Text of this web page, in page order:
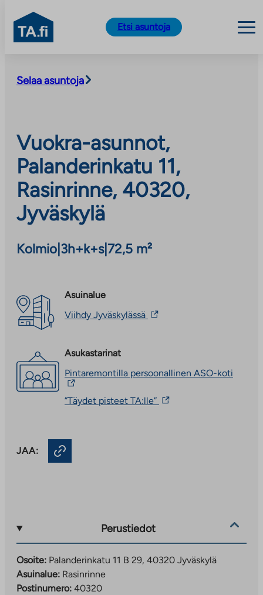
sisältöön
TA.fi
Etsi asuntoja
Selaa asuntoja
Vuokra-asunnot,
Palanderinkatu 11,
Rasinrinne, 40320,
Jyväskylä
Kolmio 3h+k+s| 72,5 m²
Asuinalue
Viihdy Jyväskylässä Linkki
aukeaa
uuteen
Asukastarinat
Pintaremontilla persoonallinen ASO-koti
”Täydet pisteet TA:lle” Linkki
JAA:
Perustiedot
Osoite: Palanderinkatu 11 B 29, 40320 Jyväskylä
Asuinalue: Rasinrinne
Postinumero: 40320